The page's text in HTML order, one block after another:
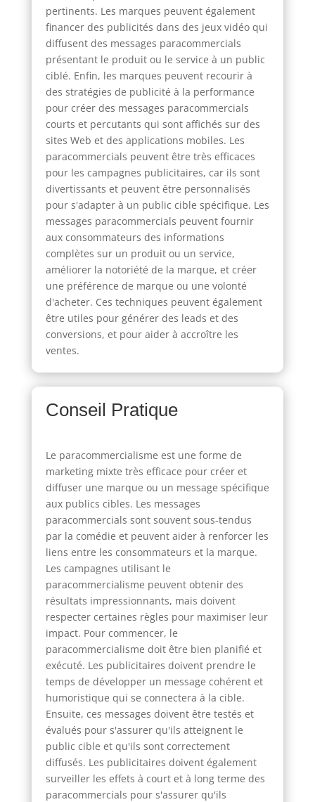
pertinents. Les marques peuvent également
financer des publicités dans des jeux vidéo qui
diffusent des messages paracommercials
présentant le produit ou le service à un public
ciblé. Enfin, les marques peuvent recourir à
des stratégies de publicité à la performance
pour créer des messages paracommercials
courts et percutants qui sont affichés sur des
sites Web et des applications mobiles. Les
paracommercials peuvent être très efficaces
pour les campagnes publicitaires, car ils sont
divertissants et peuvent être personnalisés
pour s'adapter à un public cible spécifique. Les
messages paracommercials peuvent fournir
aux consommateurs des informations
complètes sur un produit ou un service,
améliorer la notoriété de la marque, et créer
une préférence de marque ou une volonté
d'acheter. Ces techniques peuvent également
être utiles pour générer des leads et des
conversions, et pour aider à accroître les
ventes.
Conseil Pratique
Le paracommercialisme est une forme de
marketing mixte très efficace pour créer et
diffuser une marque ou un message spécifique
aux publics cibles. Les messages
paracommercials sont souvent sous-tendus
par la comédie et peuvent aider à renforcer les
liens entre les consommateurs et la marque.
Les campagnes utilisant le
paracommercialisme peuvent obtenir des
résultats impressionnants, mais doivent
respecter certaines règles pour maximiser leur
impact. Pour commencer, le
paracommercialisme doit être bien planifié et
exécuté. Les publicitaires doivent prendre le
temps de développer un message cohérent et
humoristique qui se connectera à la cible.
Ensuite, ces messages doivent être testés et
évalués pour s'assurer qu'ils atteignent le
public cible et qu'ils sont correctement
diffusés. Les publicitaires doivent également
surveiller les effets à court et à long terme des
paracommercials pour s'assurer qu'ils